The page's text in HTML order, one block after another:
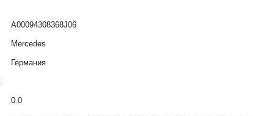
A00094308368J06
Mercedes
Германия
0.0